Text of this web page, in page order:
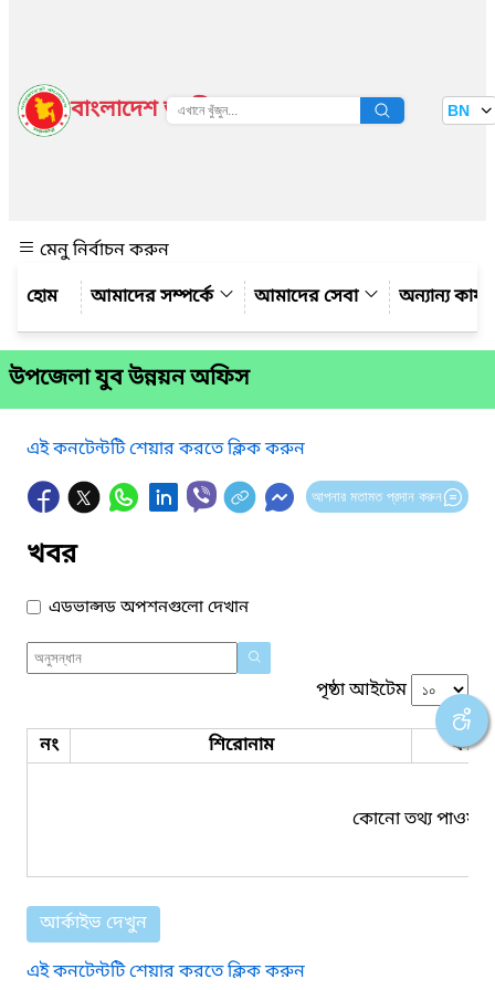
বাংলাদেশ জাতীয় তথ্য বাতায়ন BN
মেনু নির্বাচন করুন
আমাদের সম্পর্কে
আমাদের সেবা অন্যান্য
উপজেলা যুব উন্নয়ন অফিস
এই কনটেন্টটি শেয়ার করতে ক্লিক করুন
আপনার মতামত প্রদান করুন
খবর
এডভান্সড অপশনগুলো দেখান
পৃষ্ঠা আইটেম
নং শিরোনাম ফাইল
কোনো তথ্য পাওয়া
আর্কাইভ দেখুন
এই কনটেন্টটি শেয়ার করতে ক্লিক করুন